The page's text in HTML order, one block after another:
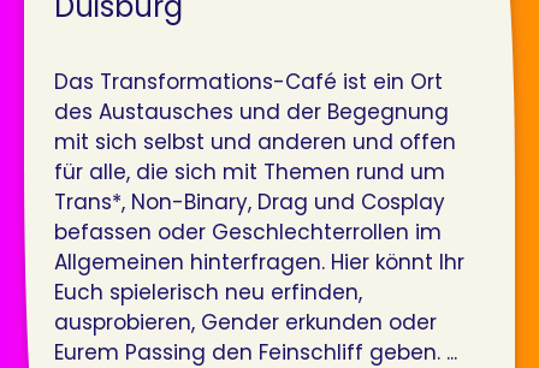
Das Transformations-Café ist ein Ort
des Austausches und der Begegnung
mit sich selbst und anderen und offen
für alle, die sich mit Themen rund um
Trans*, Non-Binary, Drag und Cosplay
befassen oder Geschlechterrollen im
Allgemeinen hinterfragen. Hier könnt Ihr
Euch spielerisch neu erfinden,
ausprobieren, Gender erkunden oder
Eurem Passing den Feinschliff geben. ...